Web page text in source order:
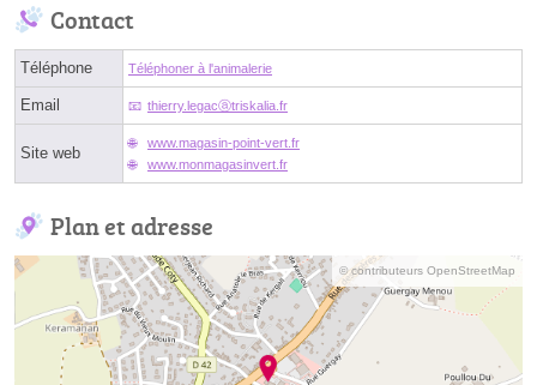
Contact
Téléphone Téléphoner à l'animalerie
Email thierry.legacⓐtriskalia.fr
Site web
www.magasin-point-vert.fr
www.monmagasinvert.fr
Plan et adresse
© contributeurs OpenStreetMap